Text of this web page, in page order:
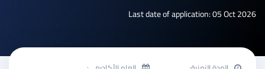
Last date of application: 05 Oct 2026